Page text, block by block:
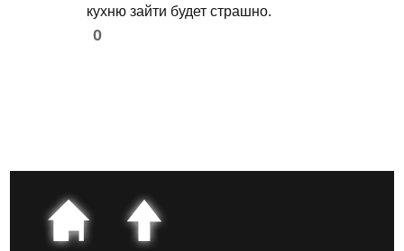
кухню зайти будет страшно.
0